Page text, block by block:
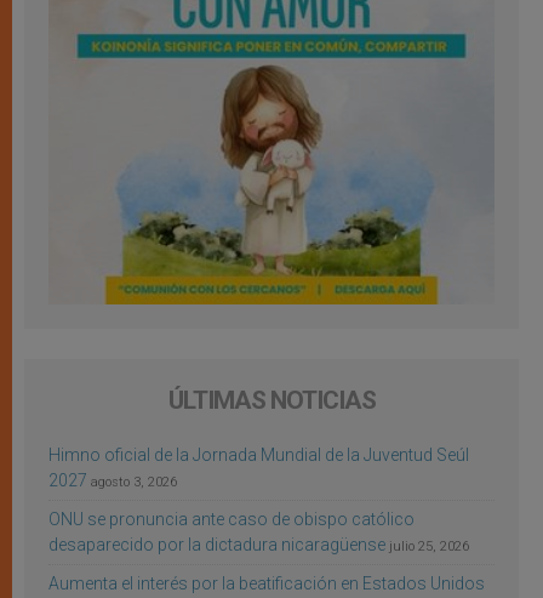
ÚLTIMAS NOTICIAS
Himno oficial de la Jornada Mundial de la Juventud Seúl
2027 agosto 3, 2026
ONU se pronuncia ante caso de obispo católico
desaparecido por la dictadura nicaragüense julio 25, 2026
Aumenta el interés por la beatificación en Estados Unidos